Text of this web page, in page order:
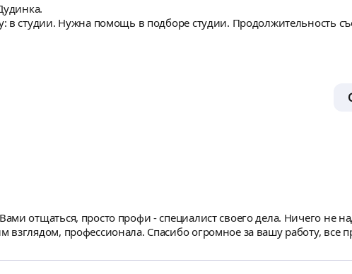
в студии. Нужна помощь в подборе студии. Продолжительность
отщаться, просто профи - специалист своего дела. Ничего не
профессионала. Спасибо огромное за вашу работу, все